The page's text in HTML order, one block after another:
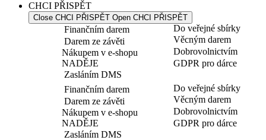
CHCI PŘISPĚT
Close CHCI PŘISPĚT Open CHCI PŘISPĚT
Finančním darem
Darem ze závěti
Nákupem v e-shopu
NADĚJE
Zasláním DMS
Do veřejné sbírky
Věcným darem
Dobrovolnictvím
GDPR pro dárce
Finančním darem
Darem ze závěti
Nákupem v e-shopu
NADĚJE
Zasláním DMS
Do veřejné sbírky
Věcným darem
Dobrovolnictvím
GDPR pro dárce